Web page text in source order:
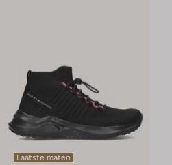
Laatste maten